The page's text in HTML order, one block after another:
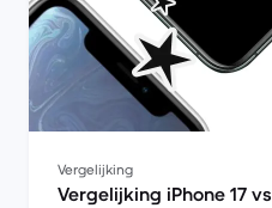
Vergelijking
Vergelijking iPhone 17 vs